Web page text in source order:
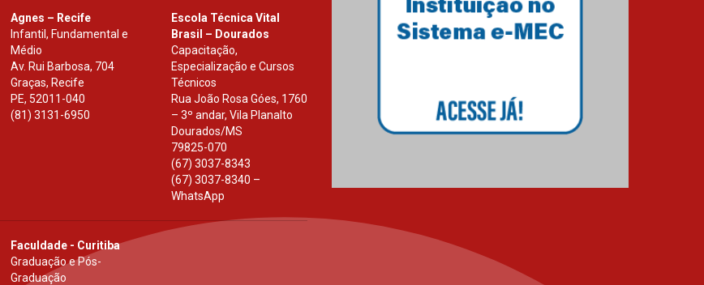
Agnes – Recife
Infantil, Fundamental e
Médio
Av. Rui Barbosa, 704
Graças, Recife
PE, 52011-040
(81) 3131-6950
Escola Técnica Vital
Brasil – Dourados
Capacitação,
Especialização e Cursos
Técnicos
Rua João Rosa Góes, 1760
– 3º andar, Vila Planalto
Dourados/MS
79825-070
(67) 3037-8343
(67) 3037-8340 –
WhatsApp
Faculdade - Curitiba
Graduação e Pós-
Graduação